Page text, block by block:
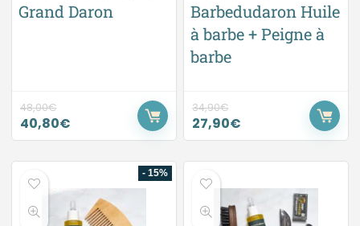
Grand Daron
48,00€
40,80€
Barbedudaron Huile
à barbe + Peigne à
barbe
34,90€
27,90€
- 15%